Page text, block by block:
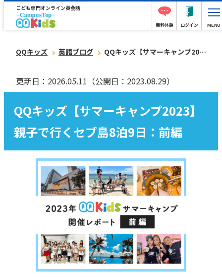
こども専門オンライン英会話
無料体験 ログイン MENU
QQキッズ 英語ブログ QQキッズ【サマーキャンプ2023】親子で行くセブ島8泊9日：前編
更新日：2026.05.11 （公開日：2023.08.29）
QQキッズ【サマーキャンプ2023】
親子で行くセブ島8泊9日：前編